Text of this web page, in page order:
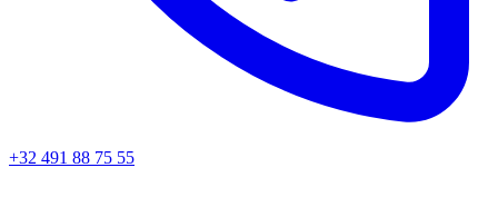
+32 491 88 75 55